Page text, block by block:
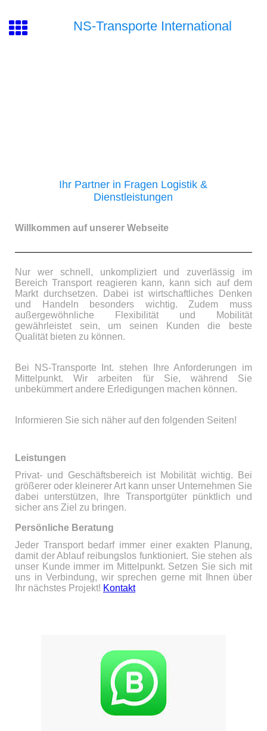
NS-Transporte International
Ihr Partner in Fragen Logistik &
Dienstleistungen
Willkommen auf unserer Webseite
Nur wer schnell, unkompliziert und zuverlässig im
Bereich Transport reagieren kann, kann sich auf dem
Markt durchsetzen. Dabei ist wirtschaftliches Denken
und Handeln besonders wichtig. Zudem muss
außergewöhnliche Flexibilität und Mobilität
gewährleistet sein, um seinen Kunden die beste
Qualität bieten zu können.
Bei NS-Transporte Int. stehen Ihre Anforderungen im
Mittelpunkt. Wir arbeiten für Sie, während Sie
unbekümmert andere Erledigungen machen können.
Informieren Sie sich näher auf den folgenden Seiten!
Leistungen
Privat- und Geschäftsbereich ist Mobilität wichtig. Bei
größerer oder kleinerer Art kann unser Unternehmen Sie
dabei unterstützen, Ihre Transportgüter pünktlich und
sicher ans Ziel zu bringen.
Persönliche Beratung
Jeder Transport bedarf immer einer exakten Planung,
damit der Ablauf reibungslos funktioniert. Sie stehen als
unser Kunde immer im Mittelpunkt. Setzen Sie sich mit
uns in Verbindung, wir sprechen gerne mit Ihnen über
Ihr nächstes Projekt! Kontakt